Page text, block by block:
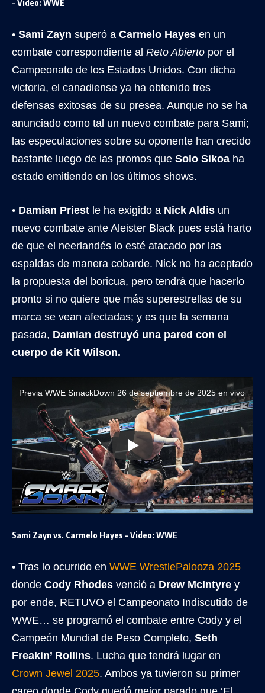
– Video: WWE
• Sami Zayn superó a Carmelo Hayes en un
combate correspondiente al Reto Abierto por el
Campeonato de los Estados Unidos. Con dicha
victoria, el canadiense ya ha obtenido tres
defensas exitosas de su presea. Aunque no se ha
anunciado como tal un nuevo combate para Sami;
las especulaciones sobre su oponente han crecido
bastante luego de las promos que Solo Sikoa ha
estado emitiendo en los últimos shows.
• Damian Priest le ha exigido a Nick Aldis un
nuevo combate ante Aleister Black pues está harto
de que el neerlandés lo esté atacado por las
espaldas de manera cobarde. Nick no ha aceptado
la propuesta del boricua, pero tendrá que hacerlo
pronto si no quiere que más superestrellas de su
marca se vean afectadas; y es que la semana
pasada, Damian destruyó una pared con el
cuerpo de Kit Wilson.
Previa WWE SmackDown 26 de septiembre de 2025 en vivo
Sami Zayn vs. Carmelo Hayes – Video: WWE
• Tras lo ocurrido en WWE WrestlePalooza 2025
donde Cody Rhodes venció a Drew McIntyre y
por ende, RETUVO el Campeonato Indiscutido de
WWE… se programó el combate entre Cody y el
Campeón Mundial de Peso Completo, Seth
Freakin’ Rollins. Lucha que tendrá lugar en
Crown Jewel 2025. Ambos ya tuvieron su primer